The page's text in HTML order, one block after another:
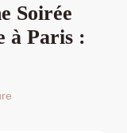
Soirée
à Paris :